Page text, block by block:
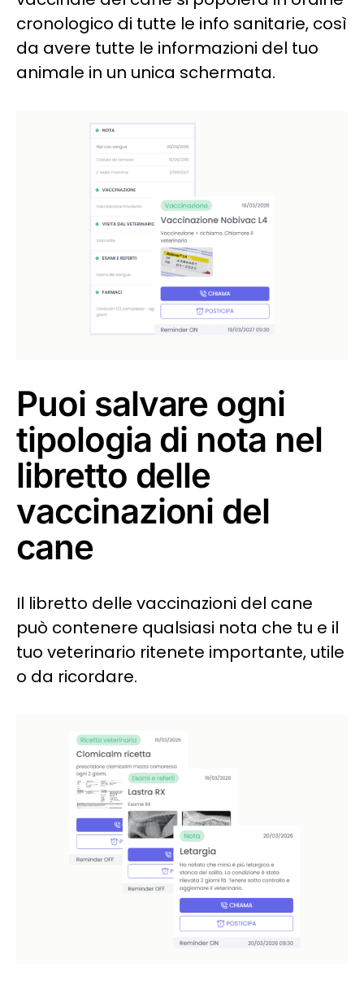
cronologico di tutte le info sanitarie, così
da avere tutte le informazioni del tuo
animale in un unica schermata.
Puoi salvare ogni
tipologia di nota nel
libretto delle
vaccinazioni del
cane
Il libretto delle vaccinazioni del cane
può contenere qualsiasi nota che tu e il
tuo veterinario ritenete importante, utile
o da ricordare.